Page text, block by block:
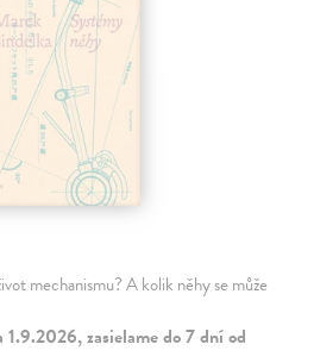
mechanismu? A kolik něhy se může
1.9.2026, zasielame do 7 dní od